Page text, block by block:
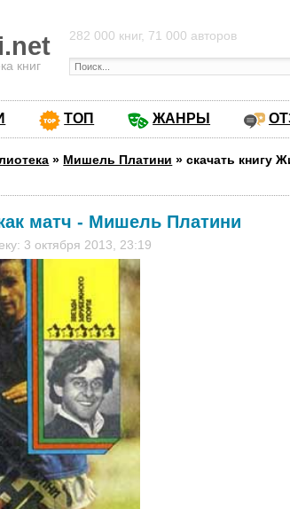
книг
282 000 книг, 71 000 авторов
ТОП ЖАНРЫ
» Мишель Платини »скачать книгу
матч - Мишель Платини
3 октября 2013, 23:19